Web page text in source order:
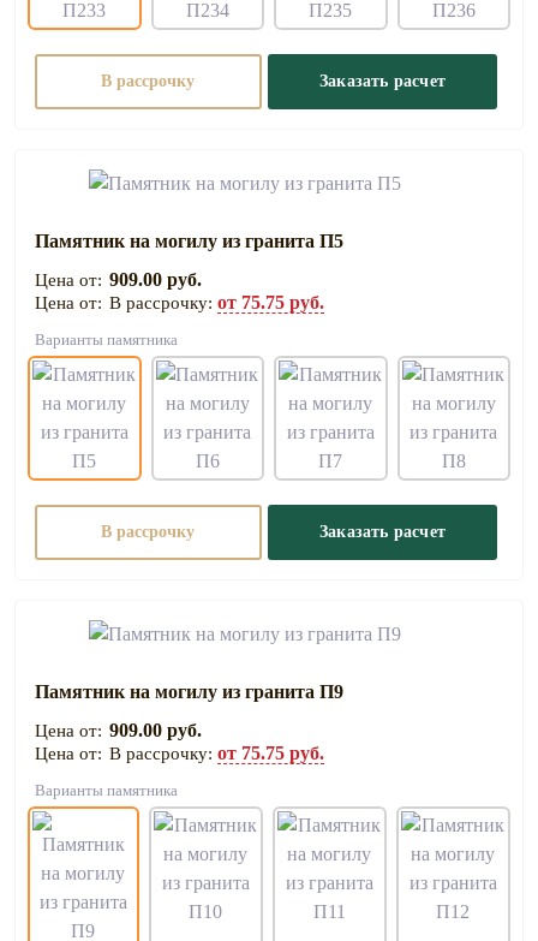
В рассрочку Заказать расчет
Памятник на могилу из гранита П5
909.00 руб.
В рассрочку: от 75.75 руб.
Варианты памятника
В рассрочку Заказать расчет
Памятник на могилу из гранита П9
909.00 руб.
В рассрочку: от 75.75 руб.
Варианты памятника